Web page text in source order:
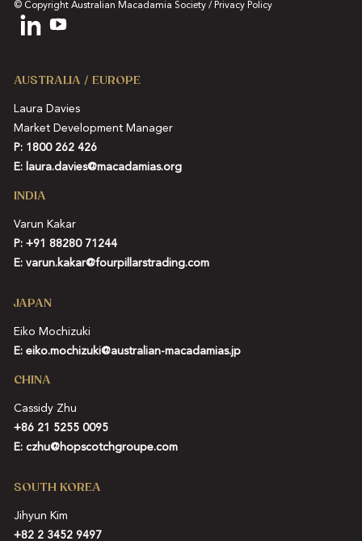
© Copyright Australian Macadamia Society / Privacy Policy
AUSTRALIA / EUROPE
Laura Davies
Market Development Manager
P: 1800 262 426
E: laura.davies@macadamias.org
INDIA
Varun Kakar
P: +91 88280 71244
E: varun.kakar@fourpillarstrading.com
JAPAN
Eiko Mochizuki
E: eiko.mochizuki@australian-macadamias.jp
CHINA
Cassidy Zhu
+86 21 5255 0095
E: czhu@hopscotchgroupe.com
SOUTH KOREA
Jihyun Kim
+82 2 3452 9497